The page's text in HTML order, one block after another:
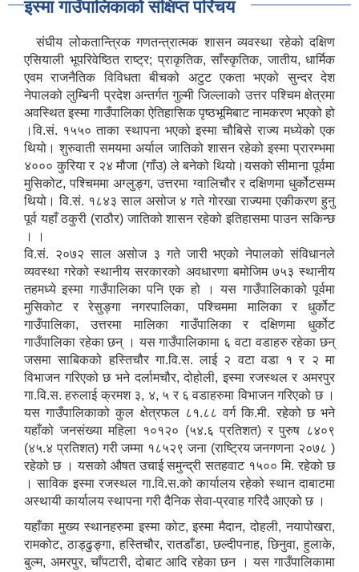
इस्मा गाउँपालिकाको संक्षिप्त परिचय
संघीय लोकतान्त्रिक गणतन्त्रात्मक शासन व्यवस्था रहेको दक्षिण
एसियाली भूपरिवेष्ठित राष्ट्र; प्राकृतिक, साँस्कृतिक, जातीय, धार्मिक
एवम राजनैतिक विविधता बीचको अटुट एकता भएको सुन्दर देश
नेपालको लुम्बिनी प्रदेश अन्तर्गत गुल्मी जिल्लाको उत्तर पश्चिम क्षेत्रमा
अवस्थित इस्मा गाउँपालिका ऐतिहासिक पृष्ठभूमिबाट नामकरण भएको हो
।वि.सं. १५५० ताका स्थापना भएको इस्मा चौबिसे राज्य मध्येको एक
थियो। शुरुवाती समयमा अर्याल जातिको शासन रहेको इस्मा प्रारम्भमा
४००० कुरिया र २४ मौजा (गाँउ) ले बनेको थियो।यसको सीमाना पूर्वमा
मुसिकोट, पश्चिममा अग्लुङ्ग, उत्तरमा ग्वालिचौर र दक्षिणमा धुर्कोटसम्म
थियो। वि.सं. १८४३ साल असोज ४ गते गोरखा राज्यमा एकीकरण हुनु
पूर्व यहाँ ठकुरी (राठौर) जातिको शासन रहेको इतिहासमा पाउन सकिन्छ
। ।
वि.सं. २०७२ साल असोज ३ गते जारी भएको नेपालको संविधानले
व्यवस्था गरेको स्थानीय सरकारको अवधारणा बमोजिम ७५३ स्थानीय
तहमध्ये इस्मा गाउँपालिका पनि एक हो । यस गाउँपालिकाको पूर्वमा
मुसिकोट र रेसुङ्गा नगरपालिका, पश्चिममा मालिका र धुर्कोट
गाउँपालिका, उत्तरमा मालिका गाउँपालिका र दक्षिणमा धुर्कोट
गाउँपालिका रहेका छन् । यस गाउँपालिकामा ६ वटा वडाहरु रहेका छन्
जसमा साबिकको हस्तिचौर गा.वि.स. लाई २ वटा वडा १ र २ मा
विभाजन गरिएको छ भने दर्लामचौर, दोहोली, इस्मा रजस्थल र अमरपुर
गा.वि.स. हरुलाई क्रमश ३, ४, ५ र ६ वडाहरुमा विभाजन गरिएको छ ।
यस गाउँपालिकाको कुल क्षेत्रफल ८१.८८ वर्ग कि.मी. रहेको छ भने
यहाँको जनसंख्या महिला १०१२० (५४.६ प्रतिशत) र पुरुष ८४०९
(४५.४ प्रतिशत) गरी जम्मा १८५२९ जना (राष्ट्रिय जनगणना २०७८ )
रहेको छ । यसको औषत उचाई समुन्द्री सतहवाट १५०० मि. रहेको छ
। साविक इस्मा रजस्थल गा.वि.स.को कार्यालय रहेको स्थान दाबाटमा
अस्थायी कार्यालय स्थापना गरी दैनिक सेवा-प्रवाह गरिदै आएको छ ।
यहाँका मुख्य स्थानहरुमा इस्मा कोट, इस्मा मैदान, दोहली, नयापोखरा,
रामकोट, ठाड्ढुङ्गा, हस्तिचौर, रातडाँडा, छल्दीपनाह, छिनुवा, हुलाके,
बुल्म, अमरपुर, चाँपटारी, दोबाट आदि रहेका छन । यस गाउँपालिकामा